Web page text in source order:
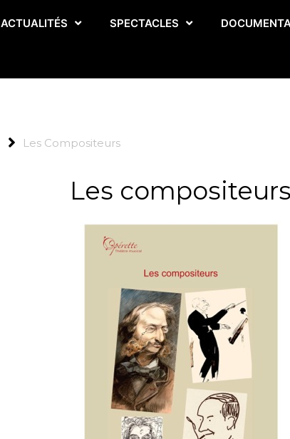
ACTUALITÉS SPECTACLES
Les Compositeurs
Les compositeurs